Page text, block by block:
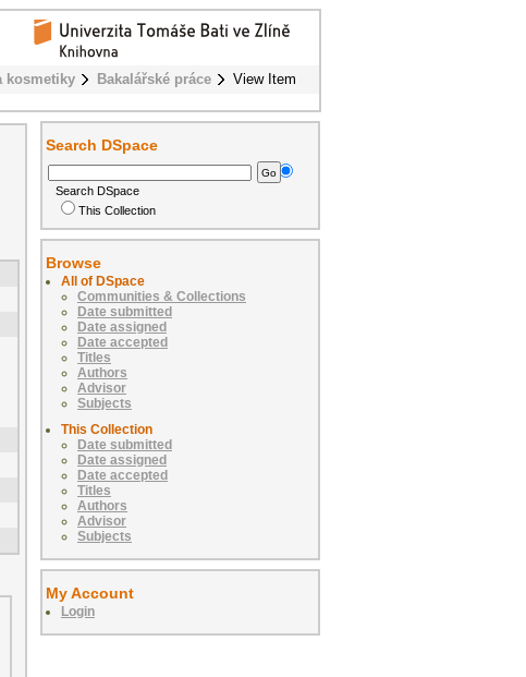
kosmetiky Bakalářské práce View Item
Search DSpace
Search DSpace
This Collection
Browse
All of DSpace
Communities & Collections
Date submitted
Date assigned
Date accepted
Titles
Authors
Advisor
Subjects
This Collection
Date submitted
Date assigned
Date accepted
Titles
Authors
Advisor
Subjects
My Account
Login